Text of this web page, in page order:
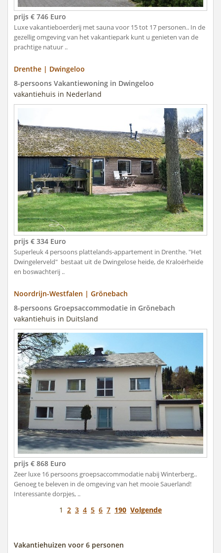
prijs € 746 Euro
Luxe vakantieboerderij met sauna voor 15 tot 17 personen.. In de
gezellig omgeving van het vakantiepark kunt u genieten van de
prachtige natuur ..
Drenthe | Dwingeloo
8-persoons Vakantiewoning in Dwingeloo
vakantiehuis in Nederland
prijs € 334 Euro
Superleuk 4 persoons plattelands-appartement in Drenthe. "Het
Dwingelerveld" bestaat uit de Dwingelose heide, de Kraloërheide
en boswachterij ..
Noordrijn-Westfalen | Grönebach
8-persoons Groepsaccommodatie in Grönebach
vakantiehuis in Duitsland
prijs € 868 Euro
Zeer luxe 16 persoons groepsaccommodatie nabij Winterberg..
Genoeg te beleven in de omgeving van het mooie Sauerland!
Interessante dorpjes, ..
1 2 3 4 5 6 7 190 Volgende
Vakantiehuizen voor 6 personen